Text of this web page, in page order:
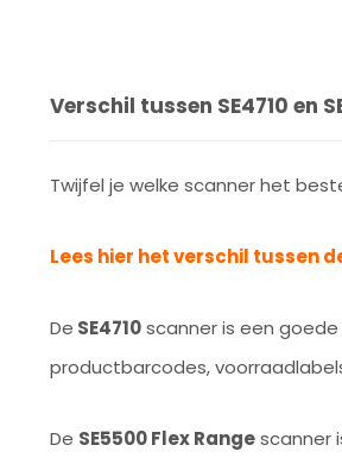
Verschil tussen SE4710 en
Twijfel je welke scanner het
Lees hier het verschil tussen
De SE4710scanner is een
productbarcodes,
De SE5500 Flex Rangescanner